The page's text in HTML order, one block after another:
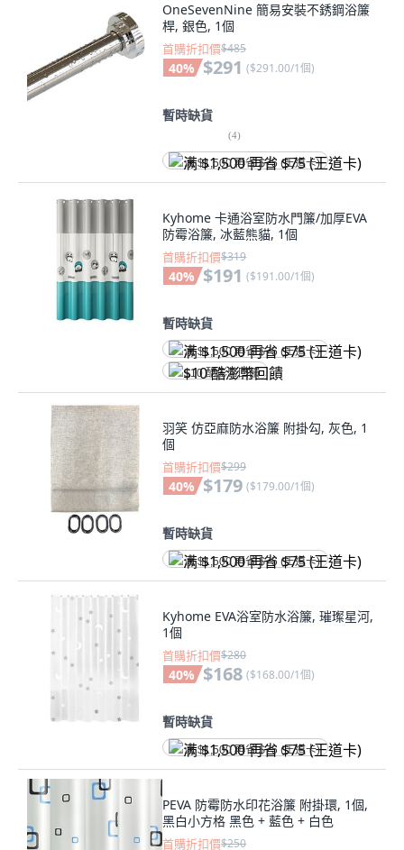
OneSevenNine 簡易安裝不銹鋼浴簾
桿, 銀色, 1個
首購折扣價$485
40% $291 ($291.00/1個)
暫時缺貨
(4)
满 $1,500 再省 $75 (王道卡)
Kyhome 卡通浴室防水門簾/加厚EVA
防霉浴簾, 冰藍熊貓, 1個
首購折扣價$319
40% $191 ($191.00/1個)
暫時缺貨
满 $1,500 再省 $75 (王道卡)
$10 酷澎幣回饋
羽笑 仿亞麻防水浴簾 附掛勾, 灰色, 1
個
首購折扣價$299
40% $179 ($179.00/1個)
暫時缺貨
满 $1,500 再省 $75 (王道卡)
Kyhome EVA浴室防水浴簾, 璀璨星河,
1個
首購折扣價$280
40% $168 ($168.00/1個)
暫時缺貨
满 $1,500 再省 $75 (王道卡)
PEVA 防霉防水印花浴簾 附掛環, 1個,
黑白小方格 黑色 + 藍色 + 白色
首購折扣價$250